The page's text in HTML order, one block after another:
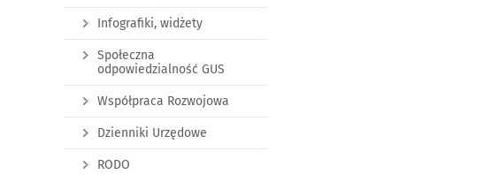
Infografiki, widżety
Społeczna
odpowiedzialność GUS
Współpraca Rozwojowa
Dzienniki Urzędowe
RODO